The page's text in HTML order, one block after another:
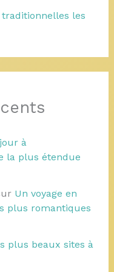
les
à
la plus étendue
Un voyage en
plus romantiques
plus beaux sites à